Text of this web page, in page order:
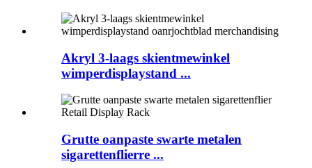
Akryl 3-laags skientmewinkel
wimperdisplaystand ...
Grutte oanpaste swarte metalen
sigarettenflierre ...